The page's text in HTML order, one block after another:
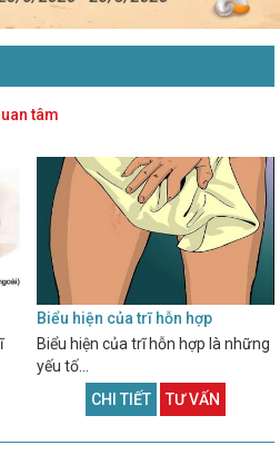
tâm
Biểu hiện của trĩ hỗn hợp
Biểu hiện của trĩ hỗn hợp là những
yếu tố...
CHI TIẾT
TƯ VẤN